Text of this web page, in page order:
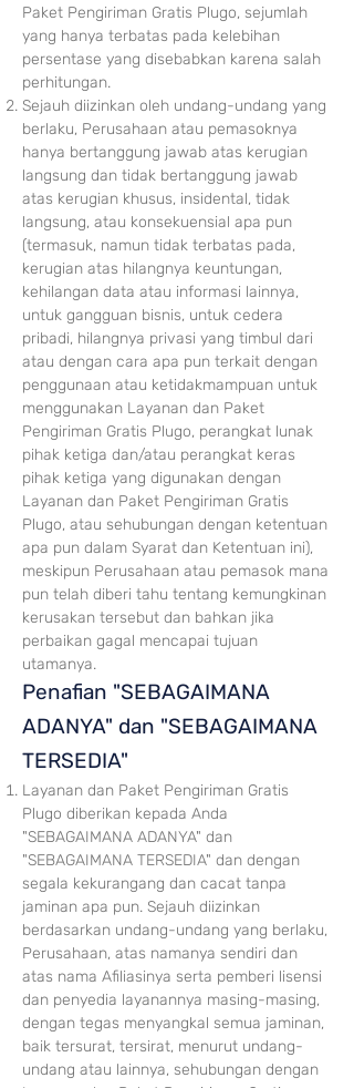
Paket Pengiriman Gratis Plugo, sejumlah
yang hanya terbatas pada kelebihan
persentase yang disebabkan karena salah
perhitungan.
Sejauh diizinkan oleh undang-undang yang
berlaku, Perusahaan atau pemasoknya
hanya bertanggung jawab atas kerugian
langsung dan tidak bertanggung jawab
atas kerugian khusus, insidental, tidak
langsung, atau konsekuensial apa pun
(termasuk, namun tidak terbatas pada,
kerugian atas hilangnya keuntungan,
kehilangan data atau informasi lainnya,
untuk gangguan bisnis, untuk cedera
pribadi, hilangnya privasi yang timbul dari
atau dengan cara apa pun terkait dengan
penggunaan atau ketidakmampuan untuk
menggunakan Layanan dan Paket
Pengiriman Gratis Plugo, perangkat lunak
pihak ketiga dan/atau perangkat keras
pihak ketiga yang digunakan dengan
Layanan dan Paket Pengiriman Gratis
Plugo, atau sehubungan dengan ketentuan
apa pun dalam Syarat dan Ketentuan ini),
meskipun Perusahaan atau pemasok mana
pun telah diberi tahu tentang kemungkinan
kerusakan tersebut dan bahkan jika
perbaikan gagal mencapai tujuan
utamanya.
Penafian "SEBAGAIMANA
ADANYA" dan "SEBAGAIMANA
TERSEDIA"
Layanan dan Paket Pengiriman Gratis
Plugo diberikan kepada Anda
"SEBAGAIMANA ADANYA" dan
"SEBAGAIMANA TERSEDIA" dan dengan
segala kekurangang dan cacat tanpa
jaminan apa pun. Sejauh diizinkan
berdasarkan undang-undang yang berlaku,
Perusahaan, atas namanya sendiri dan
atas nama Afiliasinya serta pemberi lisensi
dan penyedia layanannya masing-masing,
dengan tegas menyangkal semua jaminan,
baik tersurat, tersirat, menurut undang-
undang atau lainnya, sehubungan dengan